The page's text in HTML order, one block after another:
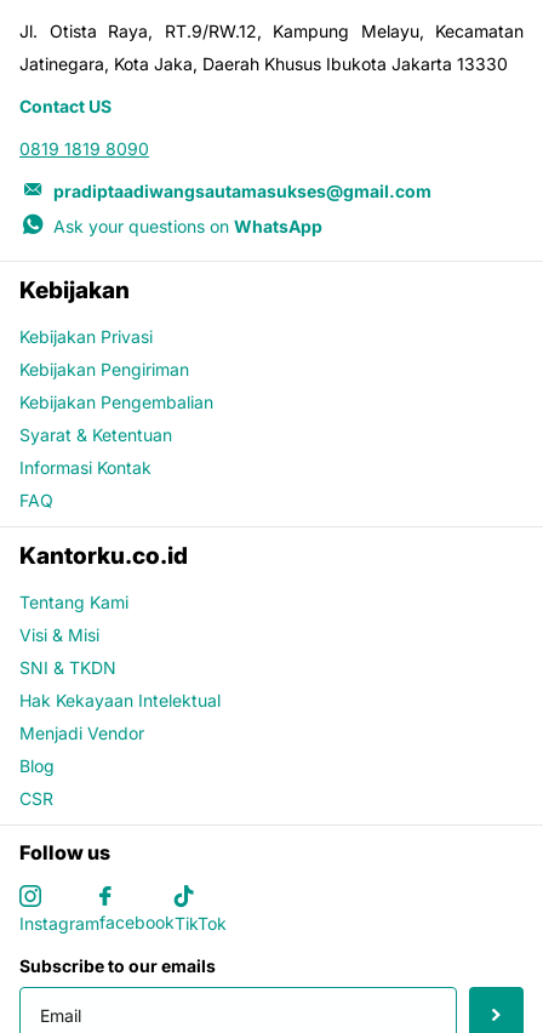
Jl. Otista Raya, RT.9/RW.12, Kampung Melayu, Kecamatan
Jatinegara, Kota Jaka, Daerah Khusus Ibukota Jakarta 13330
Contact US
0819 1819 8090
pradiptaadiwangsautamasukses@gmail.com
Ask your questions on WhatsApp
Kebijakan
Kebijakan Privasi
Kebijakan Pengiriman
Kebijakan Pengembalian
Syarat & Ketentuan
Informasi Kontak
FAQ
Kantorku.co.id
Tentang Kami
Visi & Misi
SNI & TKDN
Hak Kekayaan Intelektual
Menjadi Vendor
Blog
CSR
Follow us
InstagramfacebookTikTok
Subscribe to our emails